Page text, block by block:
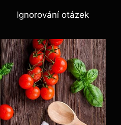
Ignorování otázek